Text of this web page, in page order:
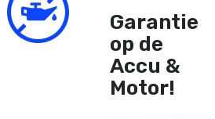
Garantie
op de
Accu &
Motor!